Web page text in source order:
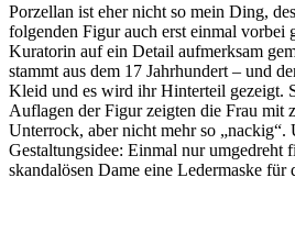
Porzellan ist eher nicht so mein Ding,
folgenden Figur auch erst einmal vorbei
Kuratorin auf ein Detail aufmerksam
stammt aus dem 17 Jahrhundert – und
Kleid und es wird ihr Hinterteil gezeigt.
Auflagen der Figur zeigten die Frau mit
Unterrock, aber nicht mehr so „nackig“.
Gestaltungsidee: Einmal nur umgedreht
skandalösen Dame eine Ledermaske für